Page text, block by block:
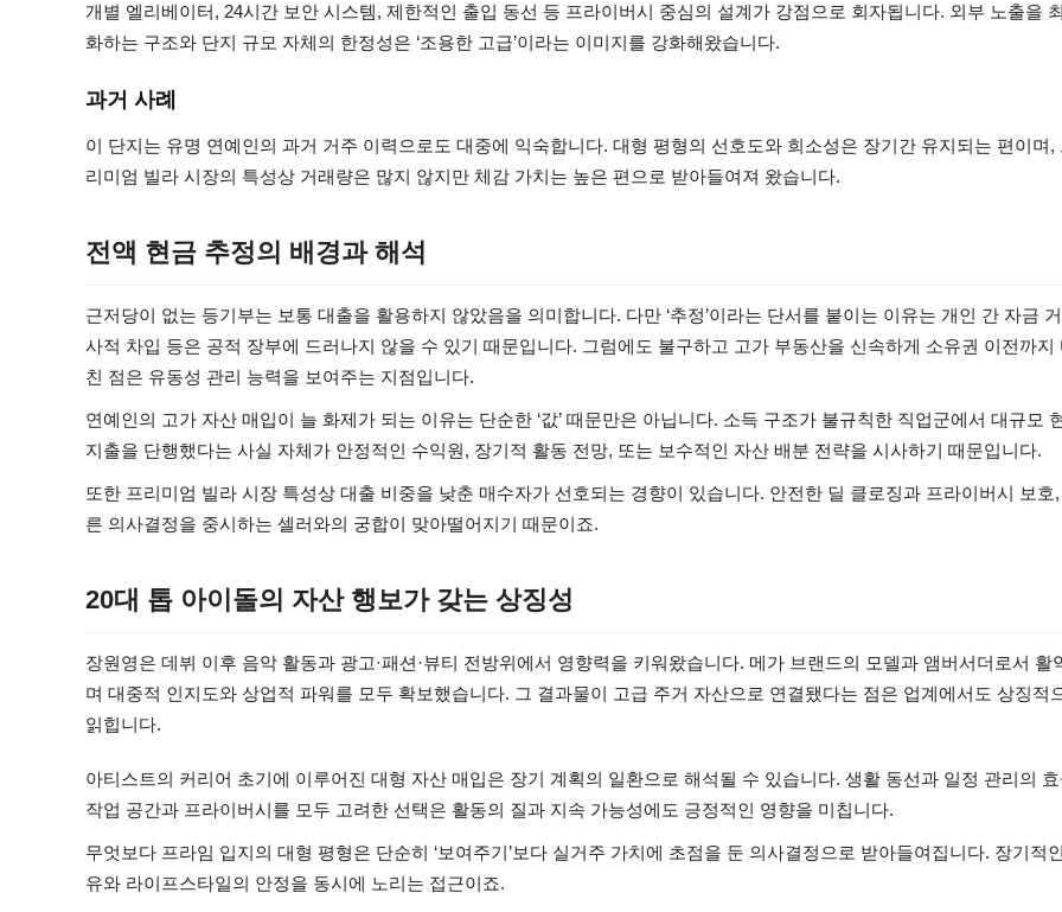
개별 엘리베이터, 24시간 보안 시스템, 제한적인 출입 동선 등 프라이버시 중심의 설계가 강점으로 회자됩니다. 외부 노출을
화하는 구조와 단지 규모 자체의 한정성은 ‘조용한 고급’이라는 이미지를 강화해왔습니다.
과거 사례
이 단지는 유명 연예인의 과거 거주 이력으로도 대중에 익숙합니다. 대형 평형의 선호도와 희소성은 장기간 유지되는 편이며,
리미엄 빌라 시장의 특성상 거래량은 많지 않지만 체감 가치는 높은 편으로 받아들여져 왔습니다.
전액 현금 추정의 배경과 해석
근저당이 없는 등기부는 보통 대출을 활용하지 않았음을 의미합니다. 다만 ‘추정’이라는 단서를 붙이는 이유는 개인 간 자금
사적 차입 등은 공적 장부에 드러나지 않을 수 있기 때문입니다. 그럼에도 불구하고 고가 부동산을 신속하게 소유권 이전까지
친 점은 유동성 관리 능력을 보여주는 지점입니다.
연예인의 고가 자산 매입이 늘 화제가 되는 이유는 단순한 ‘값’ 때문만은 아닙니다. 소득 구조가 불규칙한 직업군에서 대규모
지출을 단행했다는 사실 자체가 안정적인 수익원, 장기적 활동 전망, 또는 보수적인 자산 배분 전략을 시사하기 때문입니다.
또한 프리미엄 빌라 시장 특성상 대출 비중을 낮춘 매수자가 선호되는 경향이 있습니다. 안전한 딜 클로징과 프라이버시 보호
른 의사결정을 중시하는 셀러와의 궁합이 맞아떨어지기 때문이죠.
20대 톱 아이돌의 자산 행보가 갖는 상징성
장원영은 데뷔 이후 음악 활동과 광고·패션·뷰티 전방위에서 영향력을 키워왔습니다. 메가 브랜드의 모델과 앰버서더로서 활
며 대중적 인지도와 상업적 파워를 모두 확보했습니다. 그 결과물이 고급 주거 자산으로 연결됐다는 점은 업계에서도 상징적
읽힙니다.
아티스트의 커리어 초기에 이루어진 대형 자산 매입은 장기 계획의 일환으로 해석될 수 있습니다. 생활 동선과 일정 관리의 효
작업 공간과 프라이버시를 모두 고려한 선택은 활동의 질과 지속 가능성에도 긍정적인 영향을 미칩니다.
무엇보다 프라임 입지의 대형 평형은 단순히 ‘보여주기’보다 실거주 가치에 초점을 둔 의사결정으로 받아들여집니다. 장기적
유와 라이프스타일의 안정을 동시에 노리는 접근이죠.